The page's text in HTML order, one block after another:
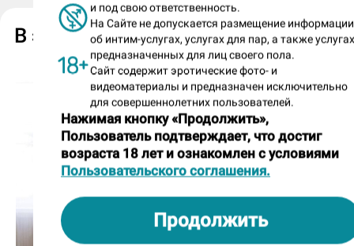
и под свою ответственность.
На Сайте не допускается размещение информации
об интим-услугах, услугах для пар, а также
предназначенных для лиц своего пола.
Сайт содержит эротические фото- и
видеоматериалы и предназначен исключительно
для совершеннолетних пользователей.
Нажимая кнопку «Продолжить»,
Пользователь подтверждает, что достиг
возраста 18 лет и ознакомлен с условиями
Пользовательского соглашения.
Продолжить
"Клубничка".
Нравятся ли тебе необычные просьбы
гостей, нестандартные имитации или
техники
массажа, какие-то ролевые темы,
не противоречат правилам? Или ты
любишь следовать стандартным
сценариям программ?
Нет, люблю стандартный сценарий.
В этом жесалоне(49):